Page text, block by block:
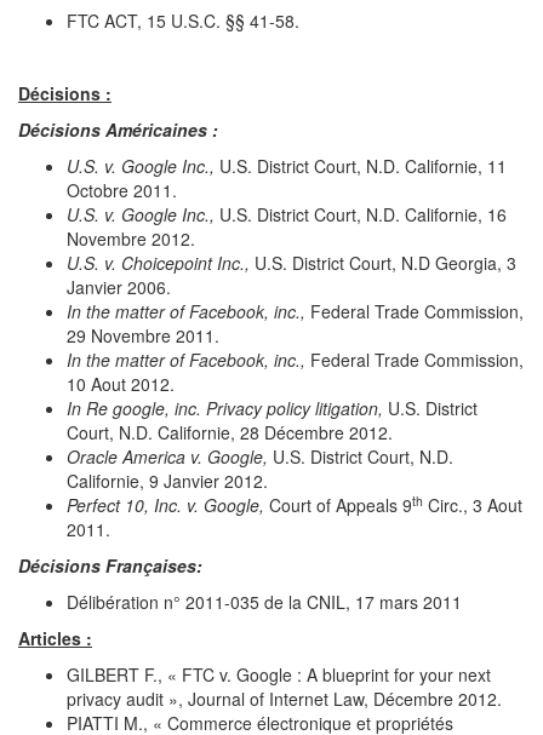
FTC ACT, 15 U.S.C. §§ 41-58.
Décisions :
Décisions Américaines :
U.S. v. Google Inc., U.S. District Court, N.D. Californie, 11
Octobre 2011.
U.S. v. Google Inc., U.S. District Court, N.D. Californie, 16
Novembre 2012.
U.S. v. Choicepoint Inc., U.S. District Court, N.D Georgia, 3
Janvier 2006.
In the matter of Facebook, inc., Federal Trade Commission,
29 Novembre 2011.
In the matter of Facebook, inc., Federal Trade Commission,
10 Aout 2012.
In Re google, inc. Privacy policy litigation, U.S. District
Court, N.D. Californie, 28 Décembre 2012.
Oracle America v. Google, U.S. District Court, N.D.
Californie, 9 Janvier 2012.
Perfect 10, Inc. v. Google, Court of Appeals 9th Circ., 3 Aout
2011.
Décisions Françaises:
Délibération n° 2011-035 de la CNIL, 17 mars 2011
Articles :
GILBERT F., « FTC v. Google : A blueprint for your next
privacy audit », Journal of Internet Law, Décembre 2012.
PIATTI M., « Commerce électronique et propriétés